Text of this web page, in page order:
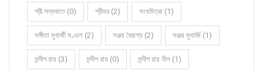
শ্রী সদ্যজাত (0) শ্রীধর (2) সংঘমিত্রা (1)
সঙ্গীতা মুখার্জী মণ্ডল (2) সঞ্জয় বৈরাগ্য (2) সঞ্জয় মুখার্জি (1)
সন্দীপ রায় (3) সন্দীপ রায় (0) সন্দীপ রায় নীল (1)